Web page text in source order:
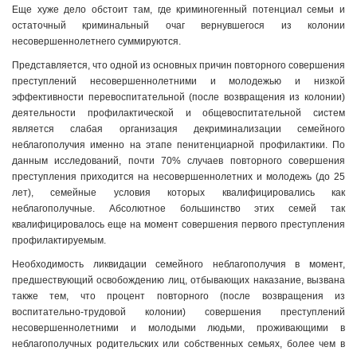
Еще хуже дело обстоит там, где криминогенный потенциал семьи и
остаточный криминальный очаг вернувшегося из колонии
несовершеннолетнего суммируются.
Представляется, что одной из основных причин повторного совершения
преступлений несовершеннолетними и молодежью и низкой
эффективности перевоспитательной (после возвращения из колонии)
деятельности профилактической и общевоспитательной систем
является слабая организация декриминализации семейного
неблагополучия именно на этапе пенитенциарной профилактики. По
данным исследований, почти 70% случаев повторного совершения
преступления приходится на несовершеннолетних и молодежь (до 25
лет), семейные условия которых квалифицировались как
неблагополучные. Абсолютное большинство этих семей так
квалифицировалось еще на момент совершения первого преступления
профилактируемым.
Необходимость ликвидации семейного неблагополучия в момент,
предшествующий освобождению лиц, отбывающих наказание, вызвана
также тем, что процент повторного (после возвращения из
воспитательно-трудовой колонии) совершения преступлений
несовершеннолетними и молодыми людьми, проживающими в
неблагополучных родительских или собственных семьях, более чем в